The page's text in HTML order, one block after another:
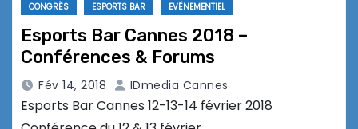
CONGRÈS ESPORTS BAR EVÉNEMENTIEL
Esports Bar Cannes 2018 –
Conférences & Forums
Fév 14, 2018 IDmedia Cannes
Esports Bar Cannes 12-13-14 février 2018